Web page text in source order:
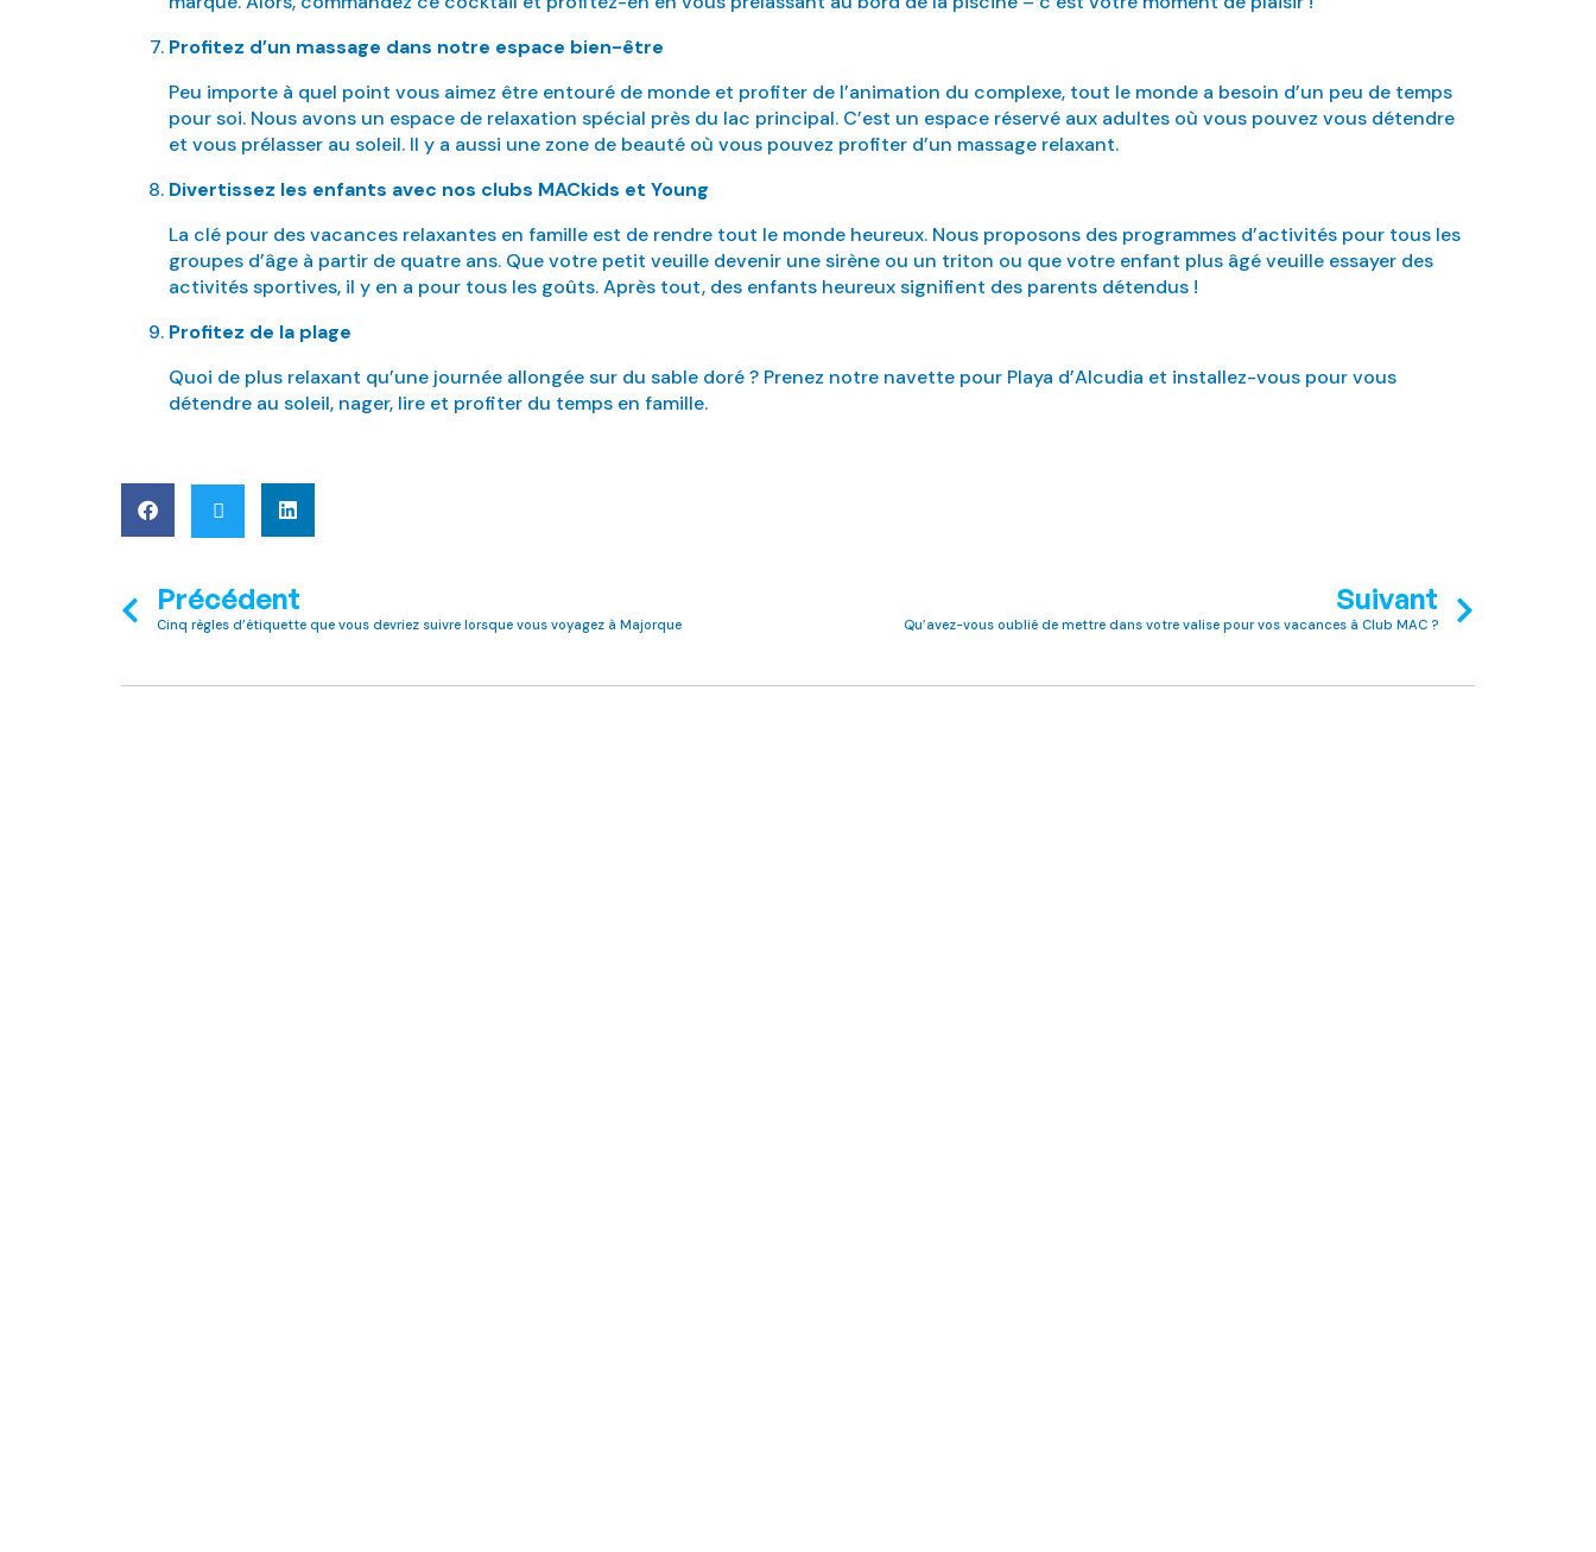
Profitez d’un massage dans notre espace bien-être
Peu importe à quel point vous aimez être entouré de monde et profiter de l’animation du complexe, tout le monde a besoin d’un peu de temps
pour soi. Nous avons un espace de relaxation spécial près du lac principal. C’est un espace réservé aux adultes où vous pouvez vous détendre
et vous prélasser au soleil. Il y a aussi une zone de beauté où vous pouvez profiter d’un massage relaxant.
Divertissez les enfants avec nos clubs MACkids et Young
La clé pour des vacances relaxantes en famille est de rendre tout le monde heureux. Nous proposons des programmes d’activités pour tous les
groupes d’âge à partir de quatre ans. Que votre petit veuille devenir une sirène ou un triton ou que votre enfant plus âgé veuille essayer des
activités sportives, il y en a pour tous les goûts. Après tout, des enfants heureux signifient des parents détendus !
Profitez de la plage
Quoi de plus relaxant qu’une journée allongée sur du sable doré ? Prenez notre navette pour Playa d’Alcudia et installez-vous pour vous
détendre au soleil, nager, lire et profiter du temps en famille.
Précédent
Cinq règles d’étiquette que vous devriez suivre lorsque vous voyagez à Majorque
Suivant
Qu’avez-vous oublié de mettre dans votre valise pour vos vacances à Club MAC ?